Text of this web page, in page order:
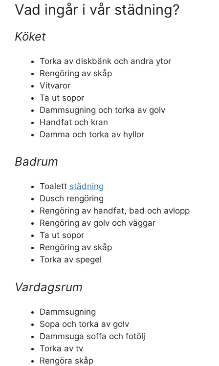
Vad ingår i vår städning?
Köket
Torka av diskbänk och andra ytor
Rengöring av skåp
Vitvaror
Ta ut sopor
Dammsugning och torka av golv
Handfat och kran
Damma och torka av hyllor
Badrum
Toalett städning
Dusch rengöring
Rengöring av handfat, bad och avlopp
Rengöring av golv och väggar
Ta ut sopor
Rengöring av skåp
Torka av spegel
Vardagsrum
Dammsugning
Sopa och torka av golv
Dammsuga soffa och fotölj
Torka av tv
Rengöra skåp